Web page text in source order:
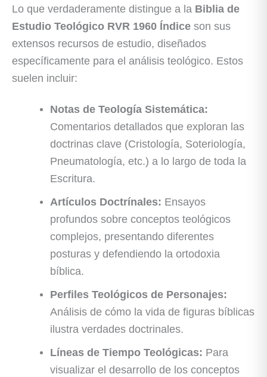
Lo que verdaderamente distingue a la Biblia de
Estudio Teológico RVR 1960 Índice son sus
extensos recursos de estudio, diseñados
específicamente para el análisis teológico. Estos
suelen incluir:
Notas de Teología Sistemática:
Comentarios detallados que exploran las
doctrinas clave (Cristología, Soteriología,
Pneumatología, etc.) a lo largo de toda la
Escritura.
Artículos Doctrínales: Ensayos
profundos sobre conceptos teológicos
complejos, presentando diferentes
posturas y defendiendo la ortodoxia
bíblica.
Perfiles Teológicos de Personajes:
Análisis de cómo la vida de figuras bíblicas
ilustra verdades doctrinales.
Líneas de Tiempo Teológicas: Para
visualizar el desarrollo de los conceptos